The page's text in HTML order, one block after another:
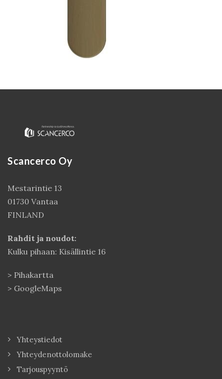
Scancerco Oy
Mestarintie 13
01730 Vantaa
FINLAND
Rahdit ja noudot:
Kulku pihaan: Kisällintie 16
> Pihakartta
> GoogleMaps
Yhteystiedot
Yhteydenottolomake
Tarjouspyyntö